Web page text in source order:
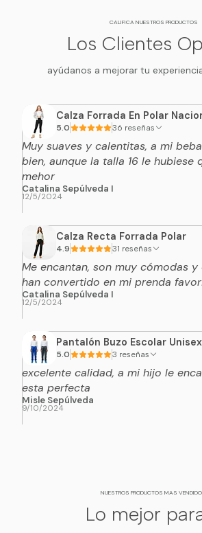
CALIFICA NUESTROS PRODUCTOS
Los Clientes
ayúdanos a mejorar tu
Calza Forrada En Polar
5.0 36 reseñas
Muy suaves y calentitas, a mi
bien, aunque la talla 16 le hubiese
mehor
Catalina Sepúlveda I
12/5/2024
Calza Recta Forrada Polar
4.9 31 reseñas
Me encantan, son muy cómodas
han convertido en mi prenda
Catalina Sepúlveda I
12/5/2024
Pantalón Buzo Escolar Unisex
5.0 3 reseñas
excelente calidad, a mi hijo le
esta perfecta
Misle Sepúlveda
9/10/2024
NUESTROS PRODUCTOS MAS
Lo mejor